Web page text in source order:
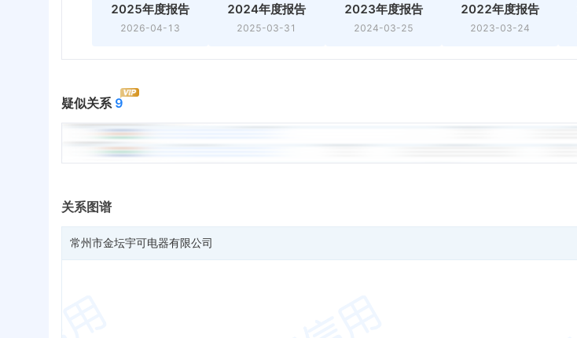
2025年度报告
2026-04-13
2024年度报告
2025-03-31
2023年度报告
2024-03-25
2022年度报告
2023-03-24
疑似关系 9
关系图谱
常州市金坛宇可电器有限公司